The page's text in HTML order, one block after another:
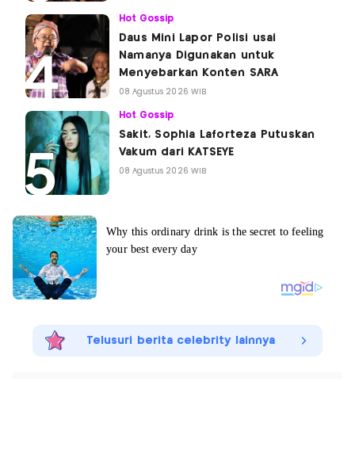
Hot Gossip
Daus Mini Lapor Polisi usai
Namanya Digunakan untuk
Menyebarkan Konten SARA
08 Agustus 2026 WIB
Hot Gossip
Sakit, Sophia Laforteza Putuskan
Vakum dari KATSEYE
08 Agustus 2026 WIB
Telusuri berita celebrity lainnya